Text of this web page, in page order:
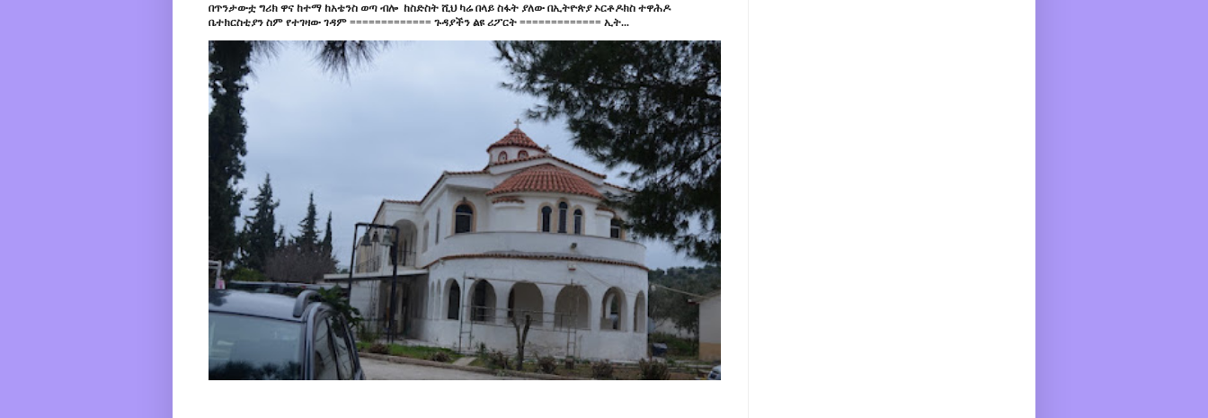
በጥንታውቷ ግሪክ ዋና ከተማ ከአቴንስ ወጣ ብሎ ከስድስት ሺህ ካሬ በላይ ስፋት ያለው በኢትዮጵያ ኦርቶዶክስ ተዋሕዶ
ቤተክርስቲያን ስም የተገዛው ገዳም ============= ጉዳያችን ልዩ ሪፖርት ============= ኢት...